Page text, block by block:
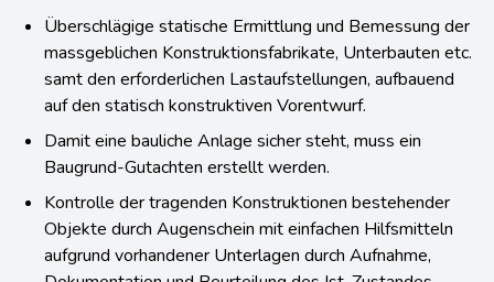
Überschlägige statische Ermittlung und Bemessung der
massgeblichen Konstruktionsfabrikate, Unterbauten etc.
samt den erforderlichen Lastaufstellungen, aufbauend
auf den statisch konstruktiven Vorentwurf.
Damit eine bauliche Anlage sicher steht, muss ein
Baugrund-Gutachten erstellt werden.
Kontrolle der tragenden Konstruktionen bestehender
Objekte durch Augenschein mit einfachen Hilfsmitteln
aufgrund vorhandener Unterlagen durch Aufnahme,